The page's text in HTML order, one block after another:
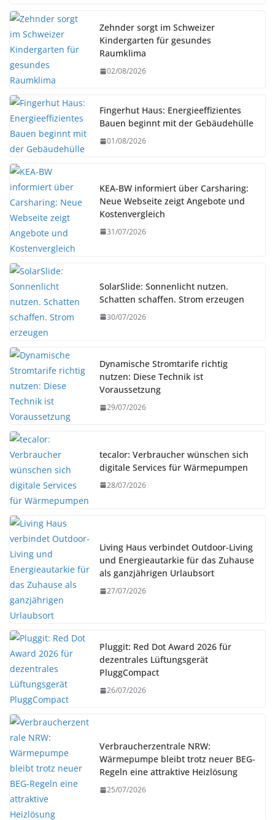
Zehnder sorgt im Schweizer
Kindergarten für gesundes
Raumklima
02/08/2026
Fingerhut Haus: Energieeffizientes
Bauen beginnt mit der Gebäudehülle
01/08/2026
KEA-BW informiert über Carsharing:
Neue Webseite zeigt Angebote und
Kostenvergleich
31/07/2026
SolarSlide: Sonnenlicht nutzen.
Schatten schaffen. Strom erzeugen
30/07/2026
Dynamische Stromtarife richtig
nutzen: Diese Technik ist
Voraussetzung
29/07/2026
tecalor: Verbraucher wünschen sich
digitale Services für Wärmepumpen
28/07/2026
Living Haus verbindet Outdoor-Living
und Energieautarkie für das Zuhause
als ganzjährigen Urlaubsort
27/07/2026
Pluggit: Red Dot Award 2026 für
dezentrales Lüftungsgerät
PluggCompact
26/07/2026
Verbraucherzentrale NRW:
Wärmepumpe bleibt trotz neuer BEG-
Regeln eine attraktive Heizlösung
25/07/2026